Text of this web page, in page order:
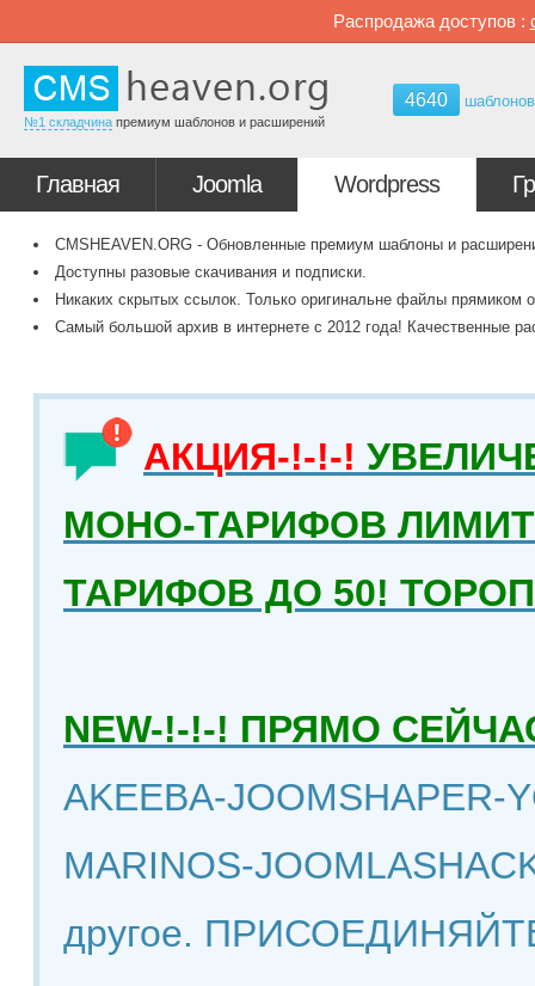
Распродажа доступов :
№1 складчина премиум шаблонов и расширений
4640 шаблонов
Главная Joomla Wordpress
CMSHEAVEN.ORG - Обновленные премиум шаблоны и
Доступны разовые скачивания и подписки.
Никаких скрытых ссылок. Только оригинальне файлы прямиком
Самый большой архив в интернете с 2012 года! Качественные
АКЦИЯ-!-!-!
МОНО-ТАРИФОВ
ТАРИФОВ ДО 50!
NEW-!-!-! ПРЯМО
AKEEBA-JOOMSHAPER-
MARINOS-
другое.